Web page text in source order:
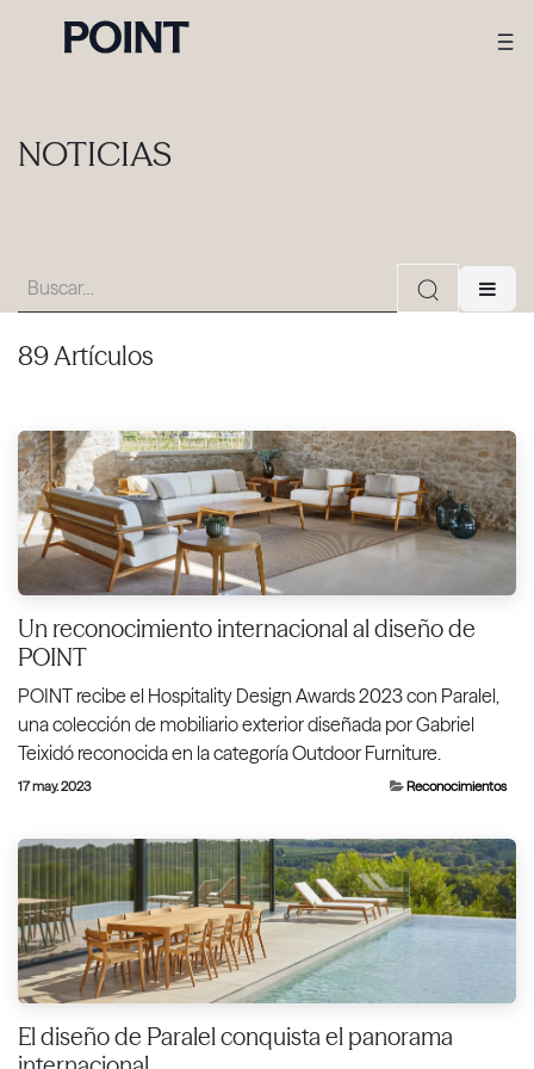
NOTICIAS
89 Artículos
Un reconocimiento internacional al diseño de
POINT
POINT recibe el Hospitality Design Awards 2023 con Paralel,
una colección de mobiliario exterior diseñada por Gabriel
Teixidó reconocida en la categoría Outdoor Furniture.
17 may. 2023 Reconocimientos
El diseño de Paralel conquista el panorama